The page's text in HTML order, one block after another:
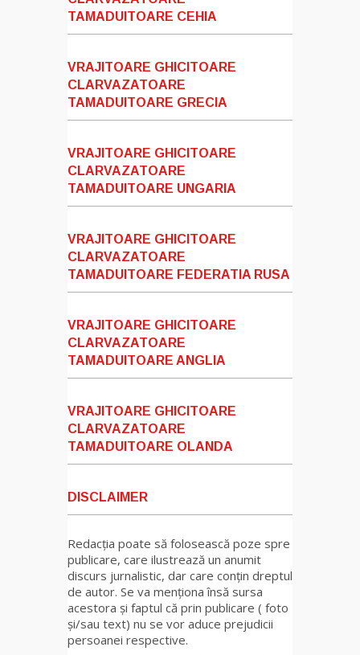
TAMADUITOARE CEHIA
VRAJITOARE GHICITOARE
CLARVAZATOARE
TAMADUITOARE GRECIA
VRAJITOARE GHICITOARE
CLARVAZATOARE
TAMADUITOARE UNGARIA
VRAJITOARE GHICITOARE
CLARVAZATOARE
TAMADUITOARE FEDERATIA RUSA
VRAJITOARE GHICITOARE
CLARVAZATOARE
TAMADUITOARE ANGLIA
VRAJITOARE GHICITOARE
CLARVAZATOARE
TAMADUITOARE OLANDA
DISCLAIMER
Redacția poate să folosească poze spre
publicare, care ilustrează un anumit
discurs jurnalistic, dar care conțin dreptul
de autor. Se va menționa însă sursa
acestora și faptul că prin publicare ( foto
și/sau text) nu se vor aduce prejudicii
persoanei respective.